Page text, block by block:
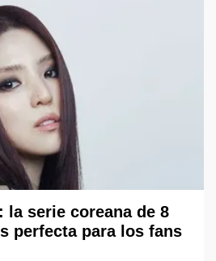
la serie coreana de 8
perfecta para los fans